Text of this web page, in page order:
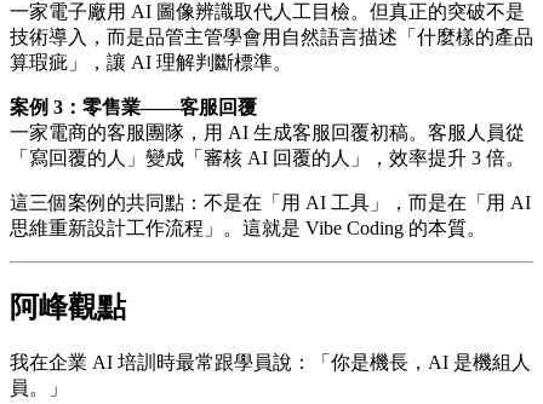
一家電子廠用 AI 圖像辨識取代人工目檢。但真正的突破不是
技術導入，而是品管主管學會用自然語言描述「什麼樣的產品
算瑕疵」，讓 AI 理解判斷標準。
案例 3：零售業——客服回覆
一家電商的客服團隊，用 AI 生成客服回覆初稿。客服人員從
「寫回覆的人」變成「審核 AI 回覆的人」，效率提升 3 倍。
這三個案例的共同點：不是在「用 AI 工具」，而是在「用 AI
思維重新設計工作流程」。這就是 Vibe Coding 的本質。
阿峰觀點
我在企業 AI 培訓時最常跟學員說：「你是機長，AI 是機組人
員。」